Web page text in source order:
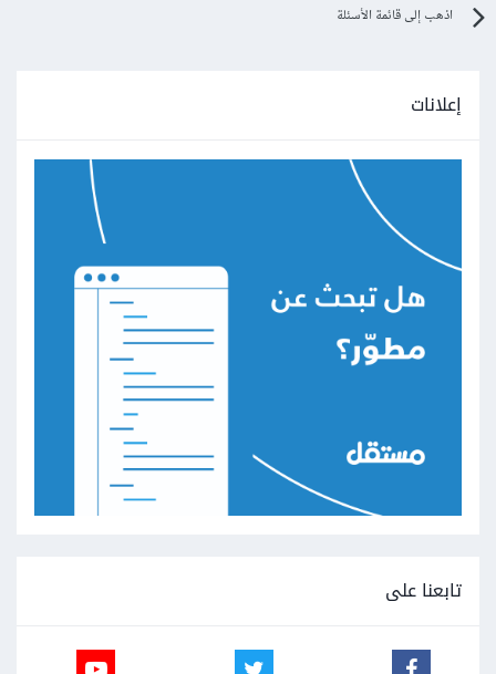
اذهب إلى قائمة الأسئلة
إعلانات
تابعنا على